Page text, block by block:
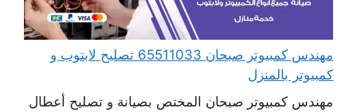
مهندس كمبيوتر صبحان 65511033 تصليح لابتوب و
كمبيوتر بالمنزل
مهندس كمبيوتر صبحان المختص بصيانة و تصليح أعطال